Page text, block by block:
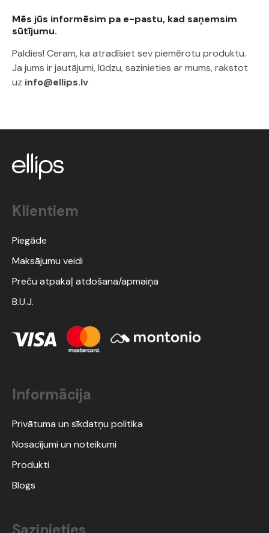
Mēs jūs informēsim pa e-pastu, kad saņemsim
sūtījumu.
Paldies! Ceram, ka atradīsiet sev piemērotu produktu.
Ja jums ir jautājumi, lūdzu, sazinieties ar mums, rakstot
uz info@ellips.lv
Klientiem
Piegāde
Maksājumu veidi
Preču atpakaļ atdošana/apmaiņa
B.U.J.
Informācija
Privātuma un sīkdatņu politika
Nosacījumi un noteikumi
Produkti
Blogs